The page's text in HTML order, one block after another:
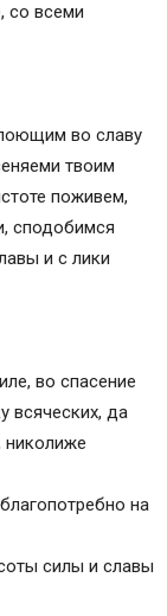
со всеми
во славу
твоим
поживем,
сподобимся
и с лики
во спасение
всяческих, да
николиже
на
силы и славы